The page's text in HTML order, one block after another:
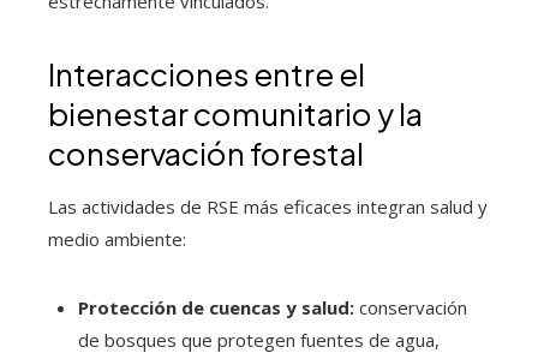
Interacciones entre el
bienestar comunitario y la
conservación forestal
Las actividades de RSE más eficaces integran salud y
medio ambiente:
Protección de cuencas y salud: conservación
de bosques que protegen fuentes de agua,